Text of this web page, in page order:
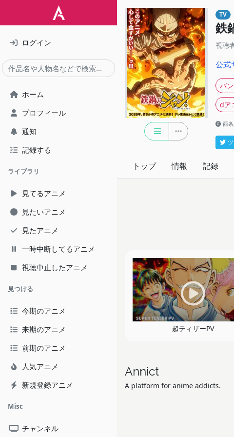
ログイン
ホーム
プロフィール
通知
記録する
ライブラリ
見てるアニメ
見たいアニメ
見たアニメ
一時中断してるアニメ
視聴中止したアニメ
見つける
今期のアニメ
来期のアニメ
前期のアニメ
人気アニメ
新規登録アニメ
Misc
チャンネル
TV
鉄
視聴
公式
バ
dア
西
トップ 情報 記録
超ティザーPV
Annict
A platform for anime addicts.